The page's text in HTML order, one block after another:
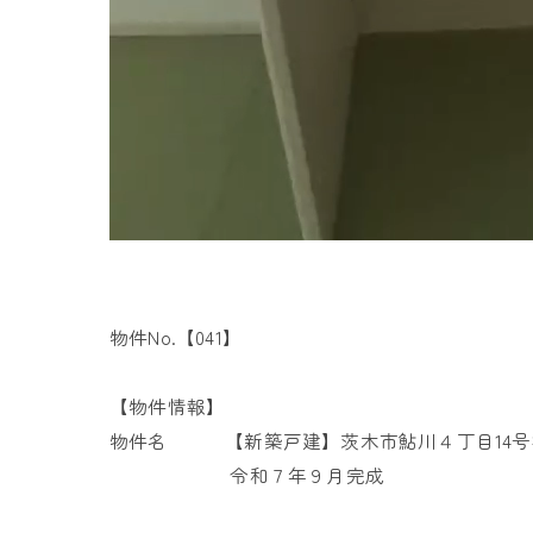
物件No.【041】
【物件情報】
物件名 【新築戸建】茨木市鮎川４丁目14
令和７年９月完成